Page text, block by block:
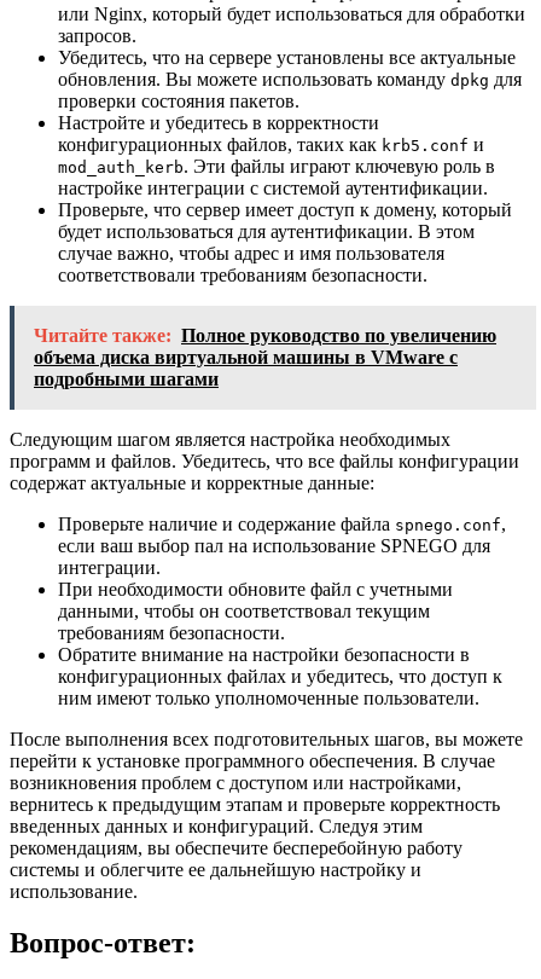
или Nginx, который будет использоваться для обработки
запросов.
Убедитесь, что на сервере установлены все актуальные
обновления. Вы можете использовать команду dpkg для
проверки состояния пакетов.
Настройте и убедитесь в корректности
конфигурационных файлов, таких как krb5.conf и
mod_auth_kerb. Эти файлы играют ключевую роль в
настройке интеграции с системой аутентификации.
Проверьте, что сервер имеет доступ к домену, который
будет использоваться для аутентификации. В этом
случае важно, чтобы адрес и имя пользователя
соответствовали требованиям безопасности.
Читайте также: Полное руководство по увеличению
объема диска виртуальной машины в VMware с
подробными шагами
Следующим шагом является настройка необходимых
программ и файлов. Убедитесь, что все файлы конфигурации
содержат актуальные и корректные данные:
Проверьте наличие и содержание файла spnego.conf,
если ваш выбор пал на использование SPNEGO для
интеграции.
При необходимости обновите файл с учетными
данными, чтобы он соответствовал текущим
требованиям безопасности.
Обратите внимание на настройки безопасности в
конфигурационных файлах и убедитесь, что доступ к
ним имеют только уполномоченные пользователи.
После выполнения всех подготовительных шагов, вы можете
перейти к установке программного обеспечения. В случае
возникновения проблем с доступом или настройками,
вернитесь к предыдущим этапам и проверьте корректность
введенных данных и конфигураций. Следуя этим
рекомендациям, вы обеспечите бесперебойную работу
системы и облегчите ее дальнейшую настройку и
использование.
Вопрос-ответ: